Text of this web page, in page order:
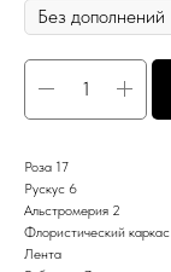
Роза 17
Рускус 6
Альстромерия 2
Флористический каркас
Лента